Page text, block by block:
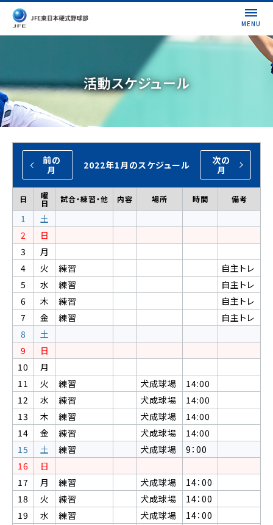
MENU
活動スケジュール
前の
月
2022年1月のスケジュール
次の
月
日 曜
日 試合・練習・他 内容 場所 時間 備考
1
土
2
日
3
月
4
火 練習
自主トレ
5
水 練習
自主トレ
6
木 練習
自主トレ
7
金 練習
自主トレ
8
土
9
日
10
月
11
火 練習 犬成球場
14:00
12
水 練習 犬成球場
14:00
13
木 練習 犬成球場
14:00
14
金 練習 犬成球場
14:00
15
土 練習 犬成球場
9：00
16
日
17
月 練習 犬成球場
14：00
18
火 練習 犬成球場
14：00
19
水 練習 犬成球場
14：00